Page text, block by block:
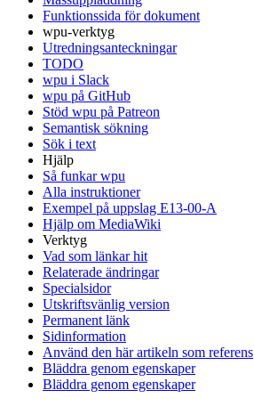
Funktionssida för dokument
wpu-verktyg
Utredningsanteckningar
TODO
wpu i Slack
wpu på GitHub
Stöd wpu på Patreon
Semantisk sökning
Sök i text
Hjälp
Så funkar wpu
Alla instruktioner
Exempel på uppslag E13-00-A
Hjälp om MediaWiki
Verktyg
Vad som länkar hit
Relaterade ändringar
Specialsidor
Utskriftsvänlig version
Permanent länk
Sidinformation
Använd den här artikeln som referens
Bläddra genom egenskaper
Bläddra genom egenskaper